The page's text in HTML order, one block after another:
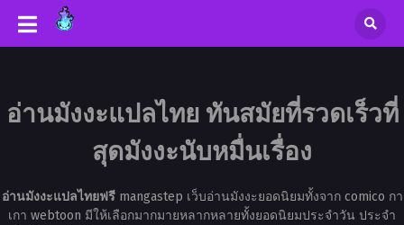
อ่านมังงะแปลไทย ทันสมัยที่รวดเร็วที่
สุดมังงะนับหมื่นเรื่อง
อ่านมังงะแปลไทยฟรีmangastep เว็บอ่านมังงะยอดนิยมทั้งจาก comico กา
เกา webtoon มีให้เลือกมากมายหลากหลายทั้งยอดนิยมประจำวัน ประจำ